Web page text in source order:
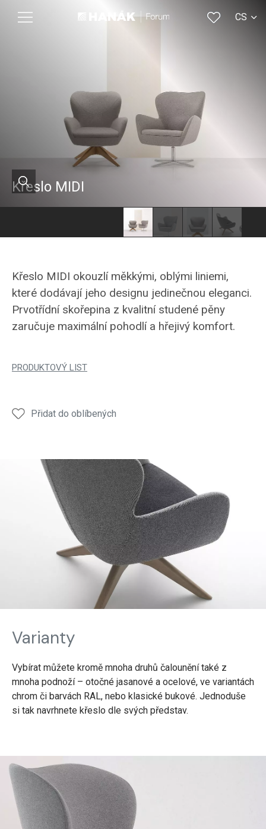
CS
Křeslo MIDI
Křeslo MIDI okouzlí měkkými, oblými liniemi,
které dodávají jeho designu jedinečnou eleganci.
Prvotřídní skořepina z kvalitní studené pěny
zaručuje maximální pohodlí a hřejivý komfort.
PRODUKTOVÝ LIST
Přidat do oblíbených
Varianty
Vybírat můžete kromě mnoha druhů čalounění také z
mnoha podnoží – otočné jasanové a ocelové, ve variantách
chrom či barvách RAL, nebo klasické bukové. Jednoduše
si tak navrhnete křeslo dle svých představ.